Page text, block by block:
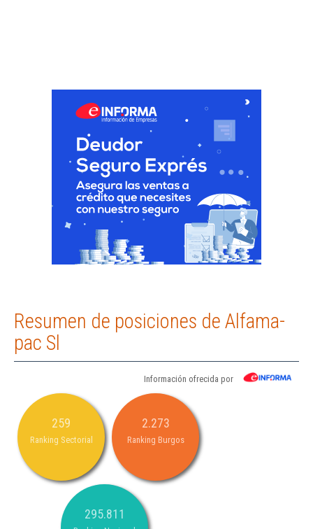
Resumen de posiciones de Alfama-
pac Sl
Información ofrecida por
259
Ranking Sectorial
2.273
Ranking Burgos
295.811